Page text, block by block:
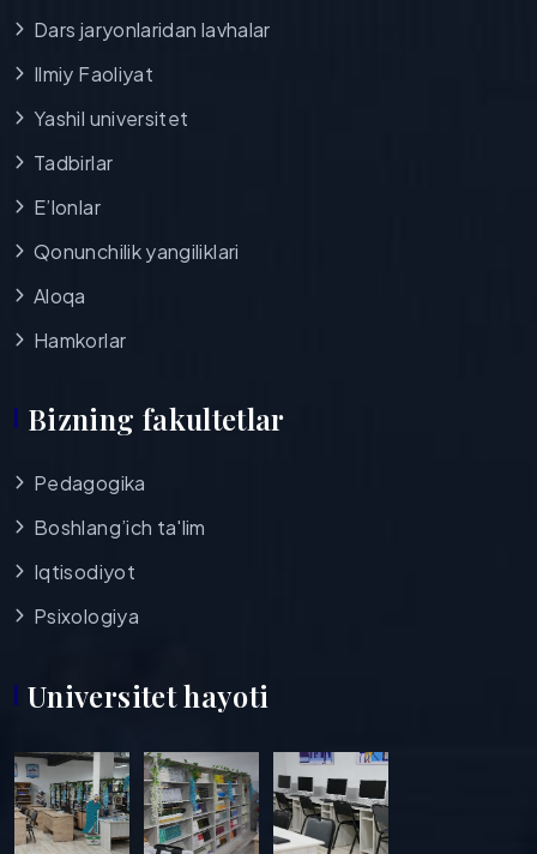
Dars jaryonlaridan lavhalar
Ilmiy Faoliyat
Yashil universitet
Tadbirlar
E’lonlar
Qonunchilik yangiliklari
Aloqa
Hamkorlar
Bizning fakultetlar
Pedagogika
Boshlang’ich ta'lim
Iqtisodiyot
Psixologiya
Universitet hayoti